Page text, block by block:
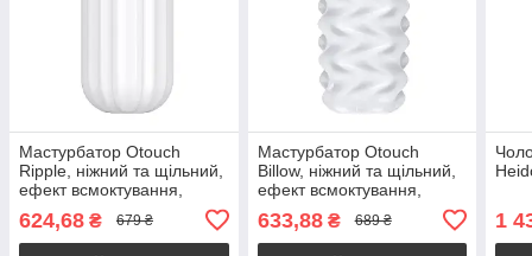
Мастурбатор Otouch
Ripple, ніжний та щільний,
ефект всмоктування,
DECOR 2
624,68 ₴ 679 ₴
Мастурбатор Otouch
Billow, ніжний та щільний,
ефект всмоктування,
DECOR 2
633,88₴ 689 ₴ 1